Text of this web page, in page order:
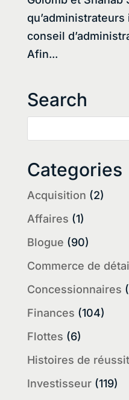
conseil
Afin...
Search
Categories
Acquisition (2)
Affaires (1)
Blogue (90)
Commerce de
Concessionnaires
Finances (104)
Flottes (6)
Histoires de
Investisseur(119)